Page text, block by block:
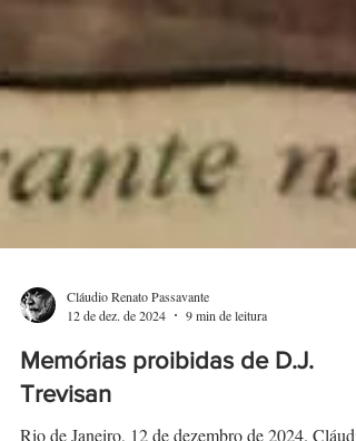
12 de dez. de 2024
9 min de leitura
Memórias proibidas de D.J.
Trevisan